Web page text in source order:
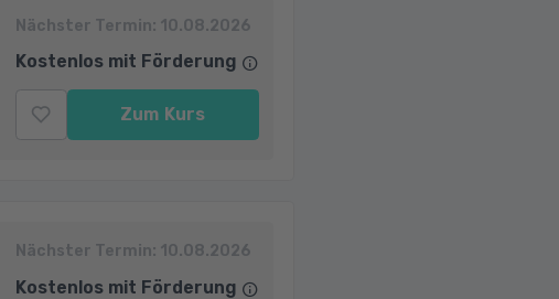
Nächster Termin: 10.08.2026
Kostenlos mit Förderung
Zum Kurs
Nächster Termin: 10.08.2026
Kostenlos mit Förderung